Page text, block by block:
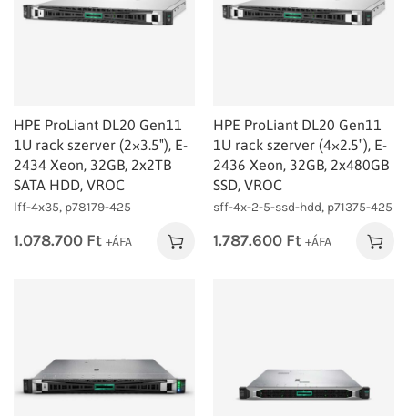
HPE ProLiant DL20 Gen11
1U rack szerver (2×3.5″), E-
2434 Xeon, 32GB, 2x2TB
SATA HDD, VROC
lff-4x35, p78179-425
1.078.700 Ft +ÁFA
HPE ProLiant DL20 Gen11
1U rack szerver (4×2.5″), E-
2436 Xeon, 32GB, 2x480GB
SSD, VROC
sff-4x-2-5-ssd-hdd, p71375-425
1.787.600 Ft +ÁFA